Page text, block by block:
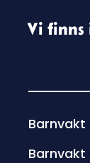
Vi finns